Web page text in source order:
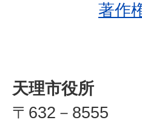
著作
天理市役所
〒632－8555